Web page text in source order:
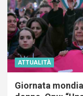
ATTUALITÀ
Giornata